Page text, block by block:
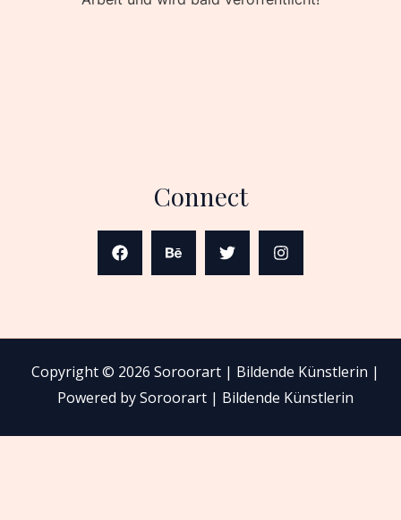
Connect
Copyright © 2026 Soroorart | Bildende Künstlerin |
Powered by Soroorart | Bildende Künstlerin